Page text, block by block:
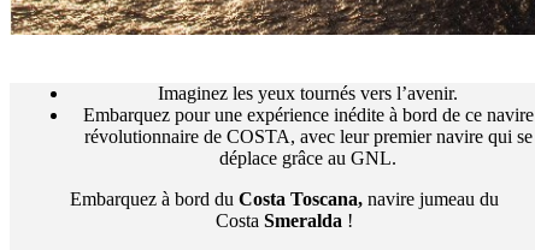
Imaginez les yeux tournés vers l’avenir.
Embarquez pour une expérience inédite à bord de ce navire
révolutionnaire de COSTA, avec leur premier navire qui se
déplace grâce au GNL.
Embarquez à bord du Costa Toscana, navire jumeau du
Costa Smeralda !